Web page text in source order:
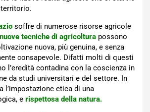
soffre di numerose risorse agricole
nuove tecniche di agricoltura possono
nuova, più genuina, e senza
consapevole. Difatti molti di questi
l’eredità contadina con la coscienza in
da studi universitari e del settore. In
l’impostazione etica di una
e rispettosa della natura.